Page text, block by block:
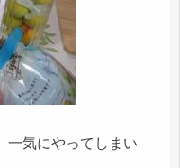
一気にやってしまい